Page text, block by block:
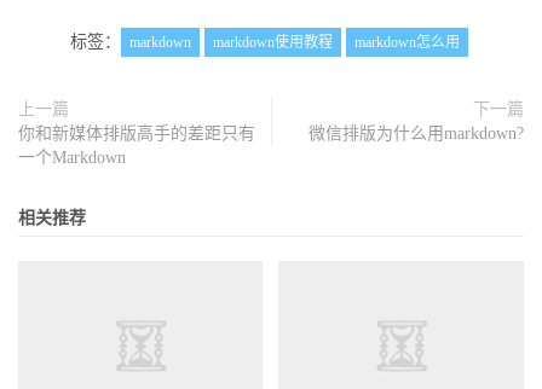
标签： markdown markdown使用教程 markdown怎么用
上一篇
你和新媒体排版高手的差距只有
一个Markdown
下一篇
微信排版为什么用markdown?
相关推荐